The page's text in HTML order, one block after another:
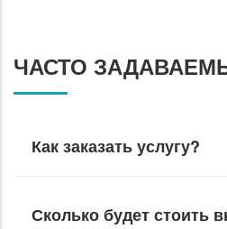
ЧАСТО
Как заказать услугу?
Сколько будет стоить